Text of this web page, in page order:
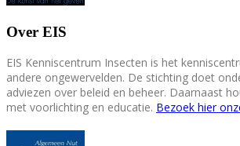
Over EIS
EIS Kenniscentrum Insecten is het
andere ongewervelden. De stichting doet
adviezen over beleid en beheer. Daarnaast
met voorlichting en educatie. Bezoek hier